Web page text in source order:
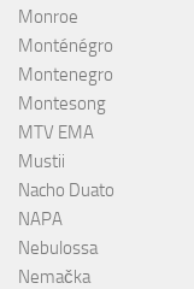
Monroe
Monténégro
Montenegro
Montesong
MTV EMA
Mustii
Nacho Duato
NAPA
Nebulossa
Nemačka